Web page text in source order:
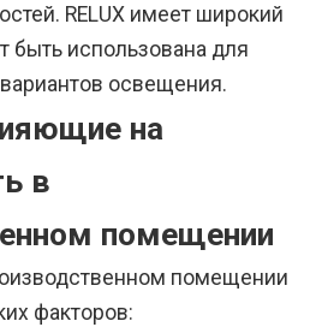
RELUX имеет широкий
быть использована для
освещения.
на
в
помещении
помещении
факторов: